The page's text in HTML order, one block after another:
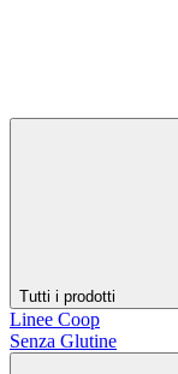
Tutti i prodotti
Linee Coop
Senza Glutine